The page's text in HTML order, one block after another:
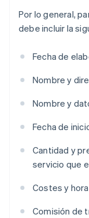
Por lo general,
debe incluir la
Fecha de
Nombre y
Nombre y
Fecha de
Cantidad y
servicio que
Costes y
Comisión de